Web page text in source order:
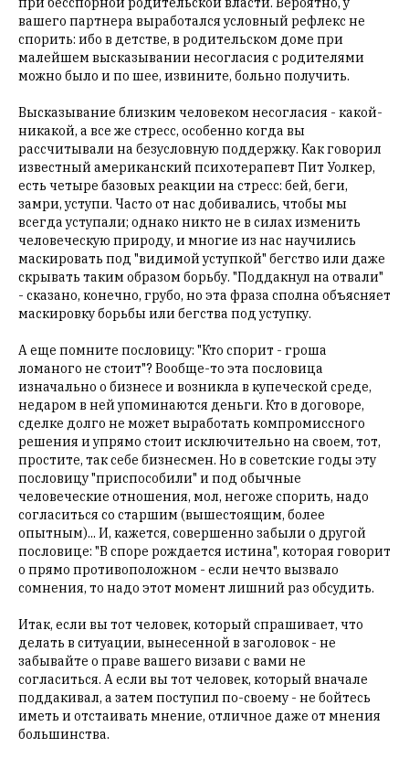
вашего партнера выработался условный рефлекс не
спорить: ибо в детстве, в родительском доме при
малейшем высказывании несогласия с родителями
можно было и по шее, извините, больно получить.
Высказывание близким человеком несогласия - какой-
никакой, а все же стресс, особенно когда вы
рассчитывали на безусловную поддержку. Как говорил
известный американский психотерапевт Пит Уолкер,
есть четыре базовых реакции на стресс: бей, беги,
замри, уступи. Часто от нас добивались, чтобы мы
всегда уступали; однако никто не в силах изменить
человеческую природу, и многие из нас научились
маскировать под "видимой уступкой" бегство или даже
скрывать таким образом борьбу. "Поддакнул на отвали"
- сказано, конечно, грубо, но эта фраза сполна объясняет
маскировку борьбы или бегства под уступку.
А еще помните пословицу: "Кто спорит - гроша
ломаного не стоит"? Вообще-то эта пословица
изначально о бизнесе и возникла в купеческой среде,
недаром в ней упоминаются деньги. Кто в договоре,
сделке долго не может выработать компромиссного
решения и упрямо стоит исключительно на своем, тот,
простите, так себе бизнесмен. Но в советские годы эту
пословицу "приспособили" и под обычные
человеческие отношения, мол, негоже спорить, надо
согласиться со старшим (вышестоящим, более
опытным)... И, кажется, совершенно забыли о другой
пословице: "В споре рождается истина", которая говорит
о прямо противоположном - если нечто вызвало
сомнения, то надо этот момент лишний раз обсудить.
Итак, если вы тот человек, который спрашивает, что
делать в ситуации, вынесенной в заголовок - не
забывайте о праве вашего визави с вами не
согласиться. А если вы тот человек, который вначале
поддакивал, а затем поступил по-своему - не бойтесь
иметь и отстаивать мнение, отличное даже от мнения
большинства.